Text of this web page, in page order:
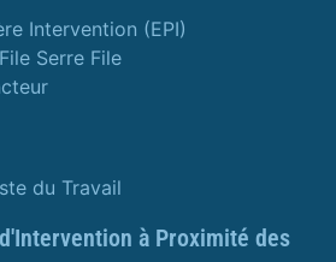
Intervention (EPI)
Serre File
du Travail
à Proximité des